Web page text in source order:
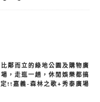
比鄰而立的綠地公園及購物廣
場，走逛一趟，休閒娛樂都搞
定!!嘉義-森林之歌+秀泰廣場